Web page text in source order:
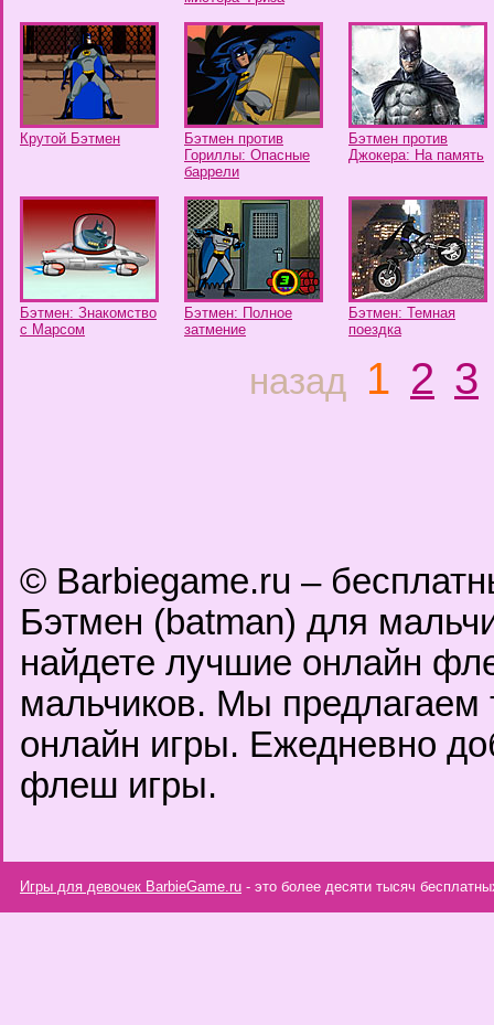
Крутой Бэтмен
Бэтмен против
Гориллы: Опасные
баррели
Бэтмен против
Джокера: На память
Бэтмен: Знакомство
с Марсом
Бэтмен: Полное
затмение
Бэтмен: Темная
поездка
назад 1 2 3
© Barbiegame.ru –
Бэтмен (batman) для
найдете лучшие онлайн
мальчиков. Мы предлагаем
онлайн игры. Ежедневно
флеш игры.
Игры для девочек BarbieGame.ru - это более десяти тысяч